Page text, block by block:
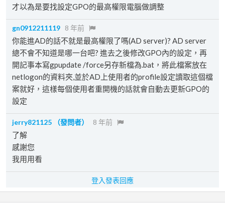
才以為是要找設定GPO的最高權限電腦做調整
gn0912211119 8 年前
你能進AD的話不就是最高權限了嗎(AD server)? AD server
總不會不知道是哪一台吧? 進去之後修改GPO內的設定，再
開記事本寫gpupdate /force另存新檔為.bat，將此檔案放在
netlogon的資料夾,並於AD上使用者的profile設定讀取這個檔
案就好，這樣每個使用者重開機的話就會自動去更新GPO的
設定
jerry821125 （發問者） 8 年前
了解
感謝您
我用用看
登入發表回應